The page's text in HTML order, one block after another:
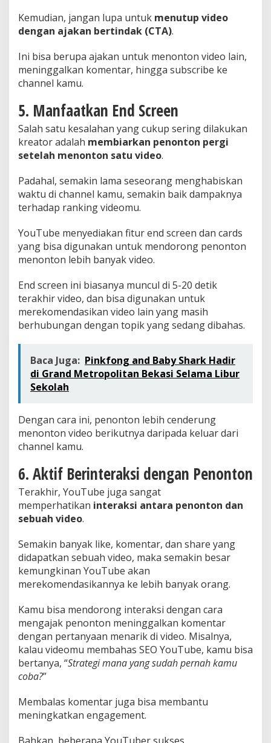
Kemudian, jangan lupa untuk menutup video
dengan ajakan bertindak (CTA).
Ini bisa berupa ajakan untuk menonton video lain,
meninggalkan komentar, hingga subscribe ke
channel kamu.
5. Manfaatkan End Screen
Salah satu kesalahan yang cukup sering dilakukan
kreator adalah membiarkan penonton pergi
setelah menonton satu video.
Padahal, semakin lama seseorang menghabiskan
waktu di channel kamu, semakin baik dampaknya
terhadap ranking videomu.
YouTube menyediakan fitur end screen dan cards
yang bisa digunakan untuk mendorong penonton
menonton lebih banyak video.
End screen ini biasanya muncul di 5-20 detik
terakhir video, dan bisa digunakan untuk
merekomendasikan video lain yang masih
berhubungan dengan topik yang sedang dibahas.
Baca Juga: Pinkfong and Baby Shark Hadir
di Grand Metropolitan Bekasi Selama Libur
Sekolah
Dengan cara ini, penonton lebih cenderung
menonton video berikutnya daripada keluar dari
channel kamu.
6. Aktif Berinteraksi dengan Penonton
Terakhir, YouTube juga sangat
memperhatikan interaksi antara penonton dan
sebuah video.
Semakin banyak like, komentar, dan share yang
didapatkan sebuah video, maka semakin besar
kemungkinan YouTube akan
merekomendasikannya ke lebih banyak orang.
Kamu bisa mendorong interaksi dengan cara
mengajak penonton meninggalkan komentar
dengan pertanyaan menarik di video. Misalnya,
kalau videomu membahas SEO YouTube, kamu bisa
bertanya, “Strategi mana yang sudah pernah kamu
coba?”
Membalas komentar juga bisa membantu
meningkatkan engagement.